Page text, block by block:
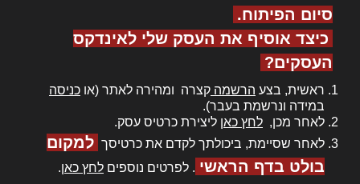
סיום הפיתוח.
כיצד אוסיף את העסק שלי לאינדקס
העסקים?
ראשית, בצע הרשמה קצרה ומהירה לאתר (או כניסה
במידה ונרשמת בעבר).
לאחר מכן, לחץ כאן ליצירת כרטיס עסק.
לאחר שסיימת, ביכולתך לקדם את כרטיסך למקום
בולט בדף הראשי . לפרטים נוספים לחץ כאן.